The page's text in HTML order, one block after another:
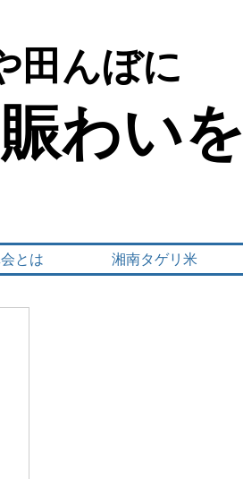
田んぼに
田んぼに
わいを
わいを
とは 湘南タゲリ米